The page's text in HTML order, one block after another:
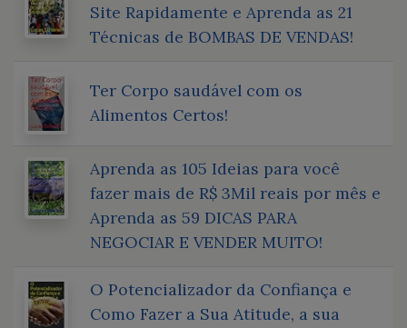
Site Rapidamente e Aprenda as 21
Técnicas de BOMBAS DE VENDAS!
Ter Corpo saudável com os
Alimentos Certos!
Aprenda as 105 Ideias para você
fazer mais de R$ 3Mil reais por mês e
Aprenda as 59 DICAS PARA
NEGOCIAR E VENDER MUITO!
O Potencializador da Confiança e
Como Fazer a Sua Atitude, a sua